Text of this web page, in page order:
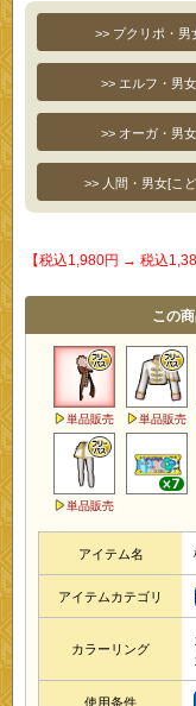
>> プクリポ・男
>> エルフ・男女
>> オーガ・男女
>> 人間・男女[こ
【税込1,980円 → 税込
この
単品販売 単品販売
単品販売
アイテム名
アイテムカテゴリ
カラーリング
使用条件